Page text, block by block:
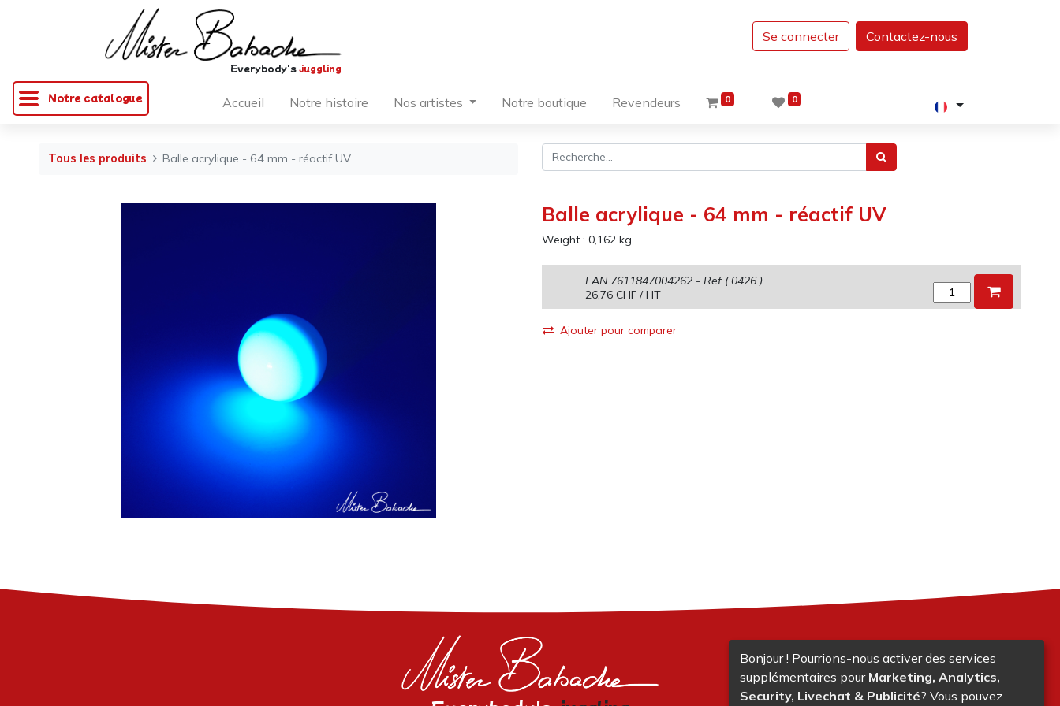
Notre catalogue
Everybody'sjuggling
Se connecter Contactez-nous
Accueil Notre histoire Nos artistes Notre boutique Revendeurs 0 0
Tous les produits Balle acrylique - 64 mm - réactif UV
Balle acrylique - 64 mm - réactif UV
Weight : 0,162kg
26,76CHF/ HT
EAN 7611847004262- Ref (0426)
Ajouter pour comparer
Bonjour ! Pourrions-nous activer des services
supplémentaires pour Marketing, Analytics,
Security, Livechat & Publicité? Vous pouvez